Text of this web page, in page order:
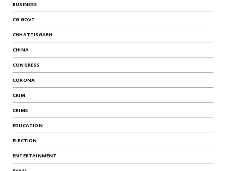
BUSINESS
CG GOVT
CHHATTISGARH
CHINA
CONGRESS
CORONA
CRIM
CRIME
EDUCATION
ELECTION
ENTERTAINMENT